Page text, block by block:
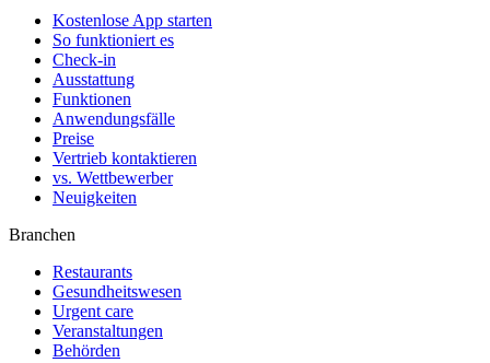
Kostenlose App starten
So funktioniert es
Check-in
Ausstattung
Funktionen
Anwendungsfälle
Preise
Vertrieb kontaktieren
vs. Wettbewerber
Neuigkeiten
Branchen
Restaurants
Gesundheitswesen
Urgent care
Veranstaltungen
Behörden